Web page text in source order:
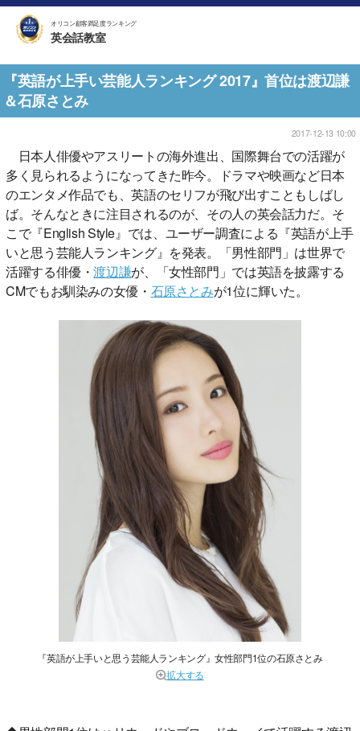
オリコン顧客満足度ランキング
英会話教室
『英語が上手い芸能人ランキング 2017』首位は渡辺謙
＆石原さとみ
2017-12-13 10:00
日本人俳優やアスリートの海外進出、国際舞台での活躍が
多く見られるようになってきた昨今。ドラマや映画など日本
のエンタメ作品でも、英語のセリフが飛び出すこともしばし
ば。そんなときに注目されるのが、その人の英会話力だ。そ
こで『English Style』では、ユーザー調査による『英語が上手
いと思う芸能人ランキング』を発表。「男性部門」は世界で
活躍する俳優・渡辺謙が、「女性部門」では英語を披露する
CMでもお馴染みの女優・ 石原さとみが1位に輝いた。
『英語が上手いと思う芸能人ランキング』女性部門1位の石原さとみ
拡大する